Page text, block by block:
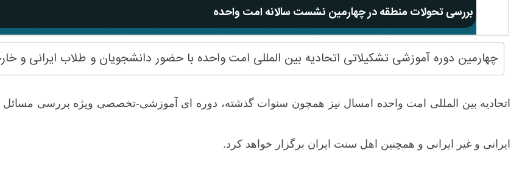
بررسی تحولات منطقه در چهارمین نشست سالانه امت واحده
چهارمین دوره آموزشی تشکیلاتی اتحادیه بین المللی امت واحده با حضور دانشجویان و طلاب ایرانی و
ایرانی و غیر ایرانی و همچنین اهل سنت ایران برگزار خواهد کرد.